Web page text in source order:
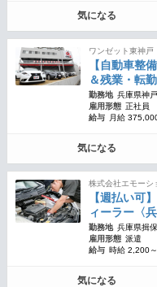
気になる
ワンゼット東神戸
【自動車整
＆残業・転
勤務地 兵庫県神
雇用形態 正社員
給与
月給
気になる
株式会社エモーシ
【週払い可
ィーラー〈
勤務地 兵庫県揖
雇用形態 派遣
給与 時給 2,200
気になる